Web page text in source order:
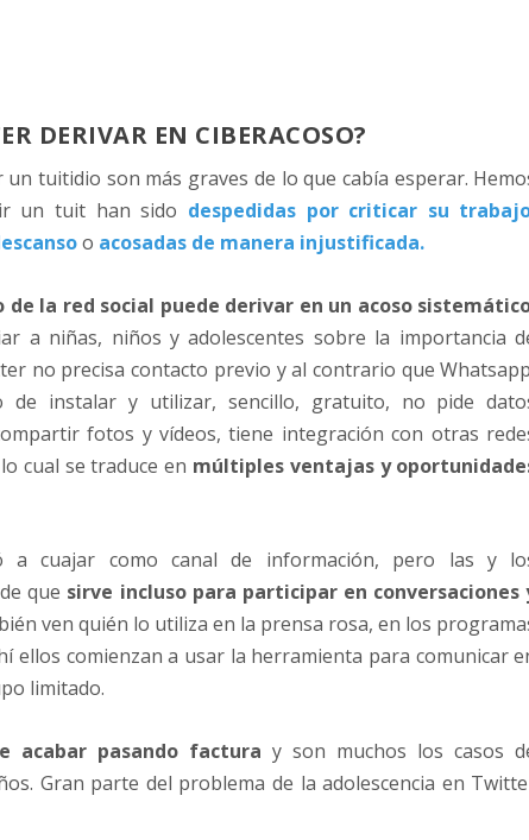
DERIVAR EN CIBERACOSO?
un tuitidio son más graves de lo que cabía esperar.
un tuit han sido despedidas por criticar su
o acosadas de manera injustificada.
de la red social puede derivar en un acoso
a niñas, niños y adolescentes sobre la importancia
no precisa contacto previo y al contrario que
de instalar y utilizar, sencillo, gratuito, no pide
fotos y vídeos, tiene integración con otras
cual se traduce en múltiples ventajas y
a cuajar como canal de información, pero las y
que sirve incluso para participar en conversaciones
ven quién lo utiliza en la prensa rosa, en los
ellos comienzan a usar la herramienta para comunicar
limitado.
acabar pasando factura y son muchos los casos
Gran parte del problema de la adolescencia en